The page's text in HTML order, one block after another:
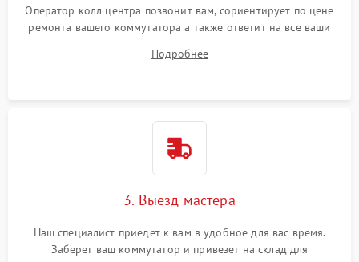
Оператор колл центра позвонит вам, сориентирует по цене
ремонта вашего коммутатора а также ответит на все ваши
Подробнее
3. Выезд мастера
Наш специалист приедет к вам в удобное для вас время.
Заберет ваш коммутатор и привезет на склад для